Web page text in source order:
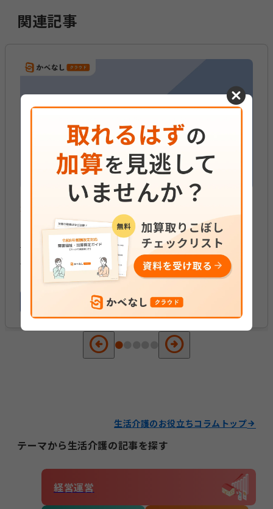
関連記事
生活介護
【2024年度改定対応】生活介護の栄養スク
リーニング加算とは？
2026年05月20日
arrow_circle_left arrow_circle_right
生活介護のお役立ちコラムトップ
テーマから生活介護の記事を探す
経営運営
cancel